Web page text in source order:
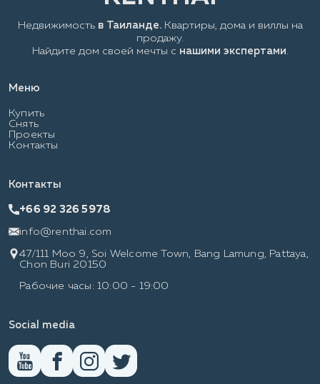
Меню
Купить
Снять
Проекты
Контакты
Недвижимость в Таиланде.Квартиры, дома и виллы на
продажу.
Найдите дом своей мечты с нашими экспертами.
Контакты
+66 92 326 5978
info@renthai.com
47/111 Moo 9, Soi Welcome Town, Bang Lamung, Pattaya,
Chon Buri 20150
Рабочие часы: 10:00 - 19:00
Social media